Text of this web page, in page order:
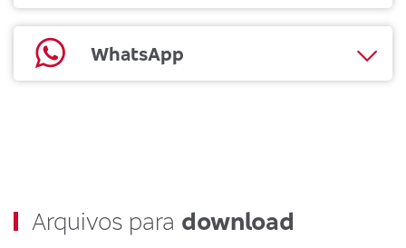
WhatsApp
Arquivos para download